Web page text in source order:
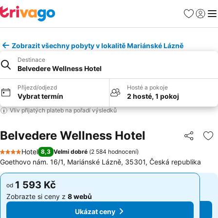
Oblíbené
Zobrazit všechny pobyty v lokalitě Mariánské Lázně
Destinace
Belvedere Wellness Hotel
Příjezd/odjezd
Vybrat termín
Hosté a pokoje
2 hosté, 1 pokoj
Vliv přijatých plateb na pořadí výsledků
Belvedere Wellness Hotel Sdílet
4 Počet hvězdiček
Hotel 8,3 Velmi dobré (2 584 hodnocení)
Goethovo nám. 16/1, Mariánské Lázně, 35301, Česká republika
od 1 593 Kč
Zobrazte si ceny z 8 webů
Ukázat ceny
od 1 593 Kč
Zobrazte si ceny z 8 webů
Ukázat ceny